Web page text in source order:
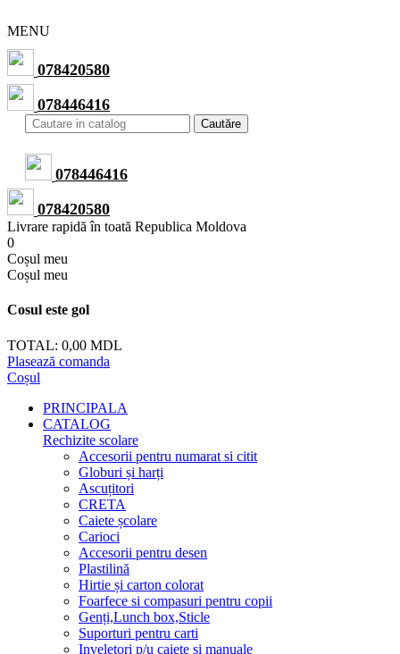
MENU
078420580
078446416
Cautăre
078446416
078420580
Livrare rapidă în toată Republica Moldova
0
Сoșul meu
Сoșul meu
Cosul este gol
TOTAL: 0,00 MDL
Plasează comanda
Coșul
PRINCIPALA
CATALOG
Rechizite scolare
Accesorii pentru numarat si citit
Globuri și harți
Ascuțitori
CRETA
Caiete școlare
Carioci
Accesorii pentru desen
Plastilină
Hirtie și carton colorat
Foarfece si compasuri pentru copii
Genți,Lunch box,Sticle
Suporturi pentru carti
Inveletori p/u caiete si manuale